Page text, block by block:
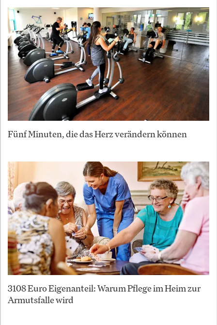
Fünf Minuten, die das Herz verändern können
3108 Euro Eigenanteil: Warum Pflege im Heim zur
Armutsfalle wird